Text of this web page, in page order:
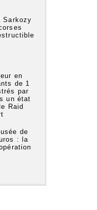
Sarkozy
en
de 1
par
un état
Raid
de
: la